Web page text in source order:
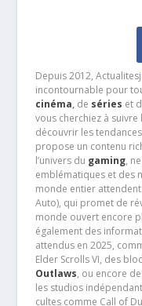
Depuis 2012,
incontournable pour
cinéma,de séries et
vous cherchiez à suivre
découvrir les
propose un contenu
l’univers du gaming,
emblématiques et des
monde entier
Auto), qui promet de
monde ouvert encore
également des
attendus en 2025,
Elder Scrolls VI, des
Outlaws, ou encore
les studios
cultes comme Call of